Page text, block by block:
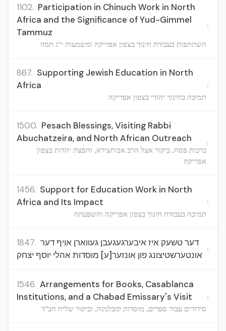
1102. Participation in Chinuch Work in North
Africa and the Significance of Yud-Gimmel
Tammuz
השתתפות בעבודת חינוך בצפון אפריקה ומשמעות י"ג תמוז
›
867. Supporting Jewish Education in North
Africa
תמיכה בחינוך יהודי בצפון אפריקה
›
1500. Pesach Blessings, Visiting Rabbi
Abuchatzeira, and North African Outreach
ברכות פסח, ביקור אצל הרב אבוחצירא, והפצת יהדות בצפון
אפריקה
›
1456. Support for Education Work in North
Africa and Its Impact
תמיכה בעבודת חינוך בצפון אפריקה והשפעתה
›
1847.
אונטערשטיצונג פון אונזער[ע] מוסדות אהלי יוסף יצחק ›
1546. Arrangements for Books, Casablanca
Institutions, and a Chabad Emissary's Visit
סידורים עבור ספרים, מוסדות קזבלנקה, וביקור שליח חב"ד
›